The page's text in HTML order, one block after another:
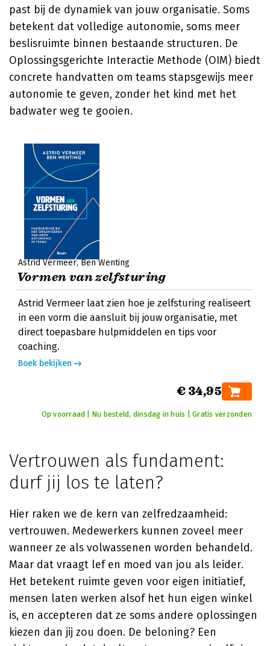
past bij de dynamiek van jouw organisatie. Soms
betekent dat volledige autonomie, soms meer
beslisruimte binnen bestaande structuren. De
Oplossingsgerichte Interactie Methode (OIM) biedt
concrete handvatten om teams stapsgewijs meer
autonomie te geven, zonder het kind met het
badwater weg te gooien.
Astrid Vermeer Ben Wenting
Vormen van zelfsturing
Astrid Vermeer laat zien hoe je zelfsturing realiseert
in een vorm die aansluit bij jouw organisatie, met
direct toepasbare hulpmiddelen en tips voor
coaching.
Boek bekijken
€ 34,95
Op voorraad | Nu besteld, dinsdag in huis | Gratis verzonden
Vertrouwen als fundament:
durf jij los te laten?
Hier raken we de kern van zelfredzaamheid:
vertrouwen. Medewerkers kunnen zoveel meer
wanneer ze als volwassenen worden behandeld.
Maar dat vraagt lef en moed van jou als leider.
Het betekent ruimte geven voor eigen initiatief,
mensen laten werken alsof het hun eigen winkel
is, en accepteren dat ze soms andere oplossingen
kiezen dan jij zou doen. De beloning? Een